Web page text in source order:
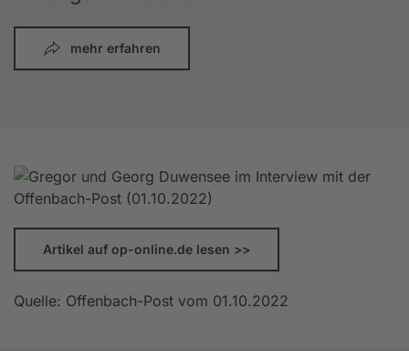
mehr erfahren
Artikel auf op-online.de lesen >>
Quelle: Offenbach-Post vom 01.10.2022